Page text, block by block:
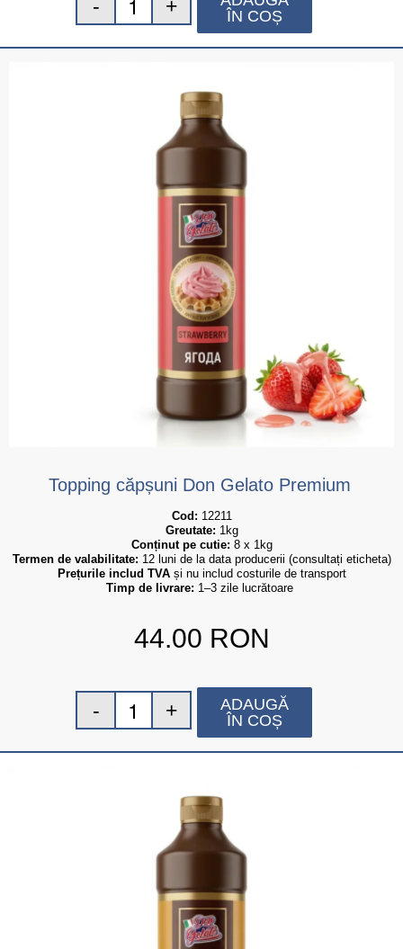
ÎN COȘ
Topping căpșuni Don Gelato Premium
Cod: 12211
Greutate: 1kg
Conținut pe cutie: 8 x 1kg
Termen de valabilitate: 12 luni de la data producerii (consultați eticheta)
Prețurile includ TVA și nu includ costurile de transport
Timp de livrare: 1–3 zile lucrătoare
44.00 RON
ADAUGĂ
ÎN COȘ